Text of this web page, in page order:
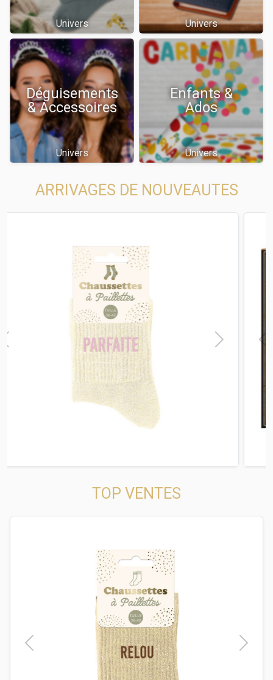
Univers Univers
Déguisements
& Accessoires
Univers
Enfants &
Ados
Univers
ARRIVAGES DE NOUVEAUTES
Next
TOP VENTES
Previous Next